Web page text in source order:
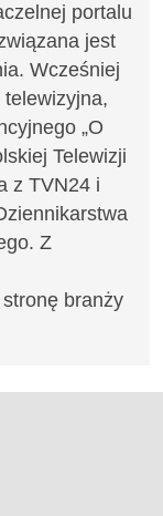
portalu
jest
Wcześniej
„O
Telewizji
z TVN24 i
Z
branży